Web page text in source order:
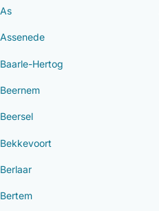
As
Assenede
Baarle-Hertog
Beernem
Beersel
Bekkevoort
Berlaar
Bertem